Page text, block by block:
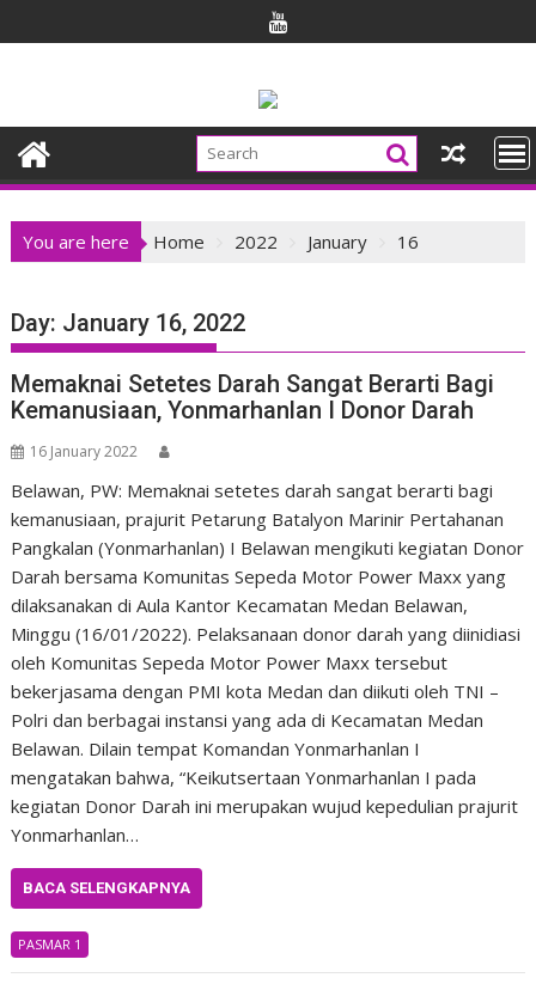
to
You are here Home 2022 January 16
Day: January 16, 2022
Memaknai Setetes Darah Sangat Berarti Bagi
Kemanusiaan, Yonmarhanlan I Donor Darah
16 January 2022
Belawan, PW: Memaknai setetes darah sangat berarti bagi
kemanusiaan, prajurit Petarung Batalyon Marinir Pertahanan
Pangkalan (Yonmarhanlan) I Belawan mengikuti kegiatan Donor
Darah bersama Komunitas Sepeda Motor Power Maxx yang
dilaksanakan di Aula Kantor Kecamatan Medan Belawan,
Minggu (16/01/2022). Pelaksanaan donor darah yang diinidiasi
oleh Komunitas Sepeda Motor Power Maxx tersebut
bekerjasama dengan PMI kota Medan dan diikuti oleh TNI –
Polri dan berbagai instansi yang ada di Kecamatan Medan
Belawan. Dilain tempat Komandan Yonmarhanlan I
mengatakan bahwa, “Keikutsertaan Yonmarhanlan I pada
kegiatan Donor Darah ini merupakan wujud kepedulian prajurit
Yonmarhanlan…
BACA SELENGKAPNYA
PASMAR 1